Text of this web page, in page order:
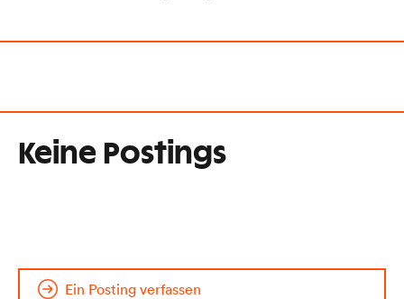
Keine Postings
Ein Posting verfassen